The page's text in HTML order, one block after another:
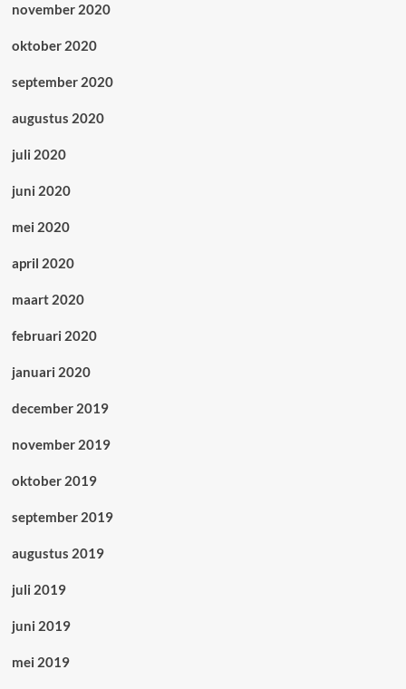
november 2020
oktober 2020
september 2020
augustus 2020
juli 2020
juni 2020
mei 2020
april 2020
maart 2020
februari 2020
januari 2020
december 2019
november 2019
oktober 2019
september 2019
augustus 2019
juli 2019
juni 2019
mei 2019